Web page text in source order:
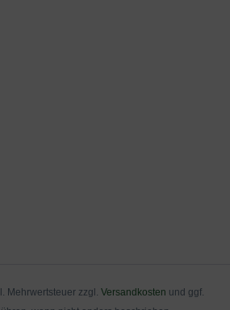
Mehrwertsteuer zzgl. Versandkosten und ggf.